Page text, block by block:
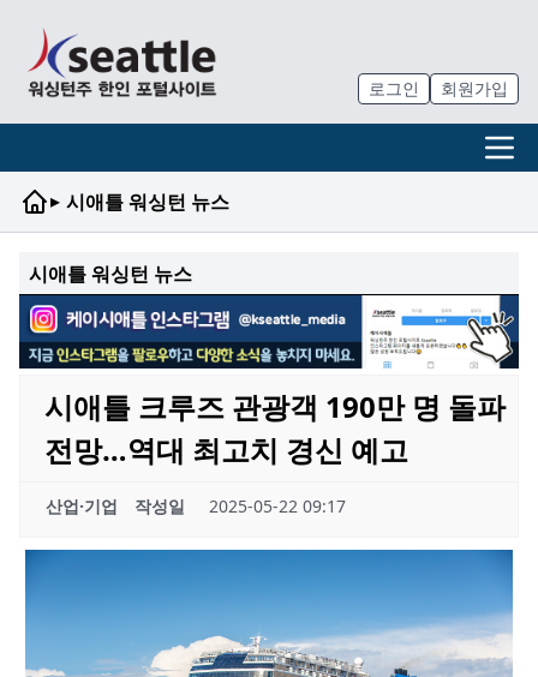
로그인 회원가입
▸ 시애틀 워싱턴 뉴스
시애틀 워싱턴 뉴스
시애틀 크루즈 관광객 190만 명 돌파
전망…역대 최고치 경신 예고
산업·기업 작성일 2025-05-22 09:17